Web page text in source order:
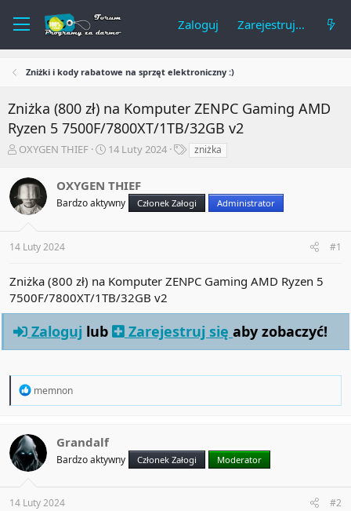
Zaloguj Zarejestruj się
Zniżki i kody rabatowe na sprzęt elektroniczny :)
Zniżka (800 zł) na Komputer ZENPC Gaming AMD
Ryzen 5 7500F/7800XT/1TB/32GB v2
A
t
o
r
t
e
m
u
OXYGEN THIEF
R
p
o
z
y
14 Luty 2024
T
i
zniżka
OXYGEN THIEF
Bardzo aktywny Członek Załogi Administrator
14 Luty 2024 #1
Zniżka (800 zł) na Komputer ZENPC Gaming AMD Ryzen 5
7500F/7800XT/1TB/32GB v2
Zaloguj lub Zarejestruj się aby zobaczyć!
R
t
i
o
s
:
memnon
Grandalf
Bardzo aktywny Członek Załogi Moderator
14 Luty 2024 #2